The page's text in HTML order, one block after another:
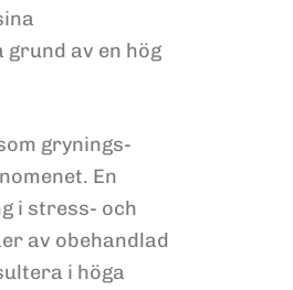
av en hög
grynings-
En
i stress- och
av obehandlad
i höga